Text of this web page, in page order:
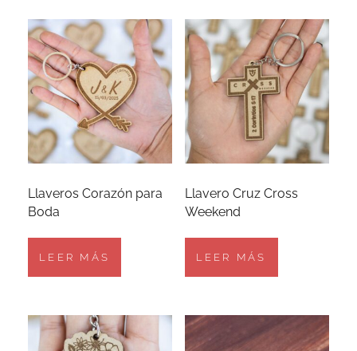
Llaveros Corazón para
Boda
LEER MÁS
Llavero Cruz Cross
Weekend
LEER MÁS